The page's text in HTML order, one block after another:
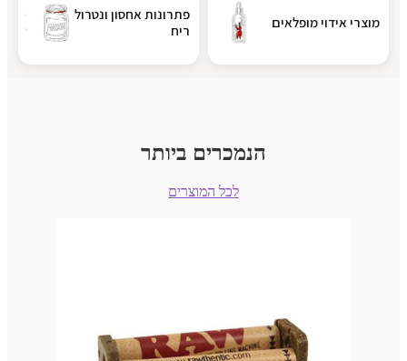
מוצרי אידוי מופלאים
פתרונות אחסון ונטרול
ריח
הנמכרים ביותר
לכל המוצרים